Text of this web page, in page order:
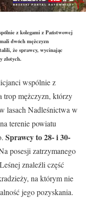
z kolegami z Państwowej
dwóch mężczyzn
że sprawcy, wycinając
złotych.
wspólnie z
trop mężczyzn, którzy
lasach Nadleśnictwa w
terenie powiatu
Sprawcy to 28- i 30-
posesji zatrzymanego
znaleźli część
na którym nie
jego pozyskania.